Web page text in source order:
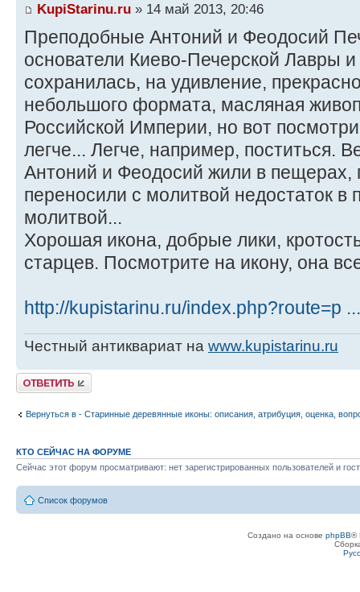
KupiStarinu.ru » 14 май 2013, 20:46
Преподобные Антоний и Феодосий
основатели Киево-Печерской Лавры
сохранилась, на удивление,
небольшого формата, масляная
Российской Империи, но вот
легче... Легче, например, поститься.
Антоний и Феодосий жили в пещерах,
переносили с молитвой недостаток в
молитвой...
Хорошая икона, добрые лики,
старцев. Посмотрите на икону, она
http://kupistarinu.ru/index.php?route=p
Честный антиквариат на www.kupistarinu.ru
Ответить
Вернуться в - Старинные деревянные иконы: описания, атрибуция, оценка,
КТО СЕЙЧАС НА ФОРУМЕ
Сейчас этот форум просматривают: нет зарегистрированных пользователей и
Список форумов
Создано на основе phpBB®